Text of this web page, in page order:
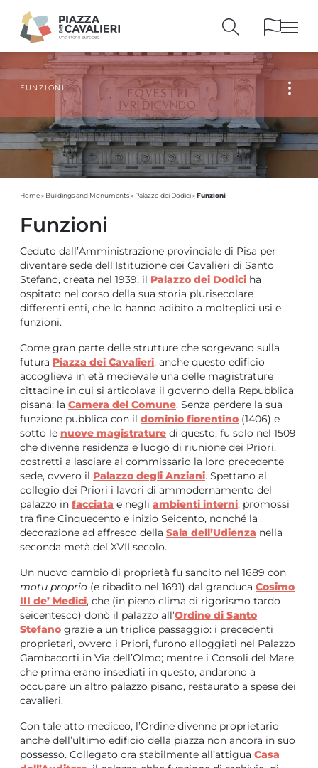
BUILDINGS AND MONUMENTS
THE PIAZZAOVER THE CENTURIES
PEOPLE ANDHISTORICAL ACCOUNTS
PUBLICATIONSAND REFERENCES
ITINERARIESAND BOOKINGS
FUNZIONI
Home» Buildings and Monuments» Palazzo dei Dodici»Funzioni
Funzioni
Ceduto dall’Amministrazione provinciale di Pisa per
diventare sede dell’Istituzione dei Cavalieri di Santo
Stefano, creata nel 1939, il Palazzo dei Dodici ha
ospitato nel corso della sua storia plurisecolare
differenti enti, che lo hanno adibito a molteplici usi e
funzioni.
Come gran parte delle strutture che sorgevano sulla
futura Piazza dei Cavalieri, anche questo edificio
accoglieva in età medievale una delle magistrature
cittadine in cui si articolava il governo della Repubblica
pisana: la Camera del Comune. Senza perdere la sua
funzione pubblica con il dominio fiorentino (1406) e
sotto le nuove magistrature di questo, fu solo nel 1509
che divenne residenza e luogo di riunione dei Priori,
costretti a lasciare al commissario la loro precedente
sede, ovvero il Palazzo degli Anziani. Spettano al
collegio dei Priori i lavori di ammodernamento del
palazzo in facciata e negli ambienti interni, promossi
tra fine Cinquecento e inizio Seicento, nonché la
decorazione ad affresco della Sala dell’Udienza nella
seconda metà del XVII secolo.
Un nuovo cambio di proprietà fu sancito nel 1689 con
motu proprio (e ribadito nel 1691) dal granduca Cosimo
III de’ Medici, che (in pieno clima di rigorismo tardo
seicentesco) donò il palazzo all’Ordine di Santo
Stefano grazie a un triplice passaggio: i precedenti
proprietari, ovvero i Priori, furono alloggiati nel Palazzo
Gambacorti in Via dell’Olmo; mentre i Consoli del Mare,
che prima erano insediati in questo, andarono a
occupare un altro palazzo pisano, restaurato a spese dei
cavalieri.
Con tale atto mediceo, l’Ordine divenne proprietario
anche dell’ultimo edificio della piazza non ancora in suo
possesso. Collegato ora stabilmente all’attigua Casa